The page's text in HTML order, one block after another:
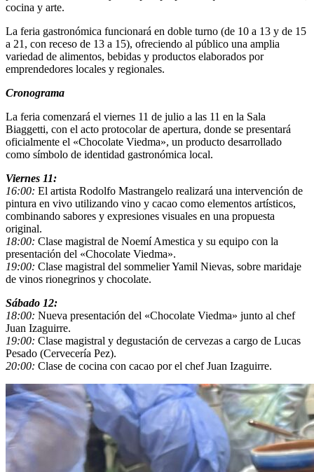
cocina y arte.
La feria gastronómica funcionará en doble turno (de 10 a 13 y de 15
a 21, con receso de 13 a 15), ofreciendo al público una amplia
variedad de alimentos, bebidas y productos elaborados por
emprendedores locales y regionales.
Cronograma
La feria comenzará el viernes 11 de julio a las 11 en la Sala
Biaggetti, con el acto protocolar de apertura, donde se presentará
oficialmente el «Chocolate Viedma», un producto desarrollado
como símbolo de identidad gastronómica local.
Viernes 11:
16:00: El artista Rodolfo Mastrangelo realizará una intervención de
pintura en vivo utilizando vino y cacao como elementos artísticos,
combinando sabores y expresiones visuales en una propuesta
original.
18:00: Clase magistral de Noemí Amestica y su equipo con la
presentación del «Chocolate Viedma».
19:00: Clase magistral del sommelier Yamil Nievas, sobre maridaje
de vinos rionegrinos y chocolate.
Sábado 12:
18:00: Nueva presentación del «Chocolate Viedma» junto al chef
Juan Izaguirre.
19:00: Clase magistral y degustación de cervezas a cargo de Lucas
Pesado (Cervecería Pez).
20:00: Clase de cocina con cacao por el chef Juan Izaguirre.